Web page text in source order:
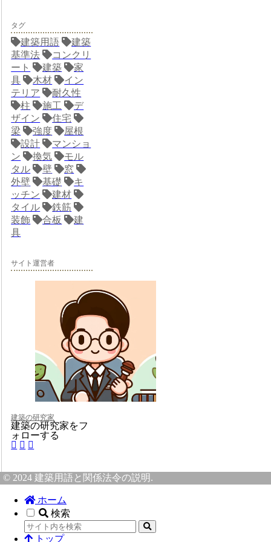
タグ
建築用語
建築
基準法
コンクリ
ート
建築
家
具
木材
イン
テリア
耐久性
柱
施工
デ
ザイン
住宅
梁
強度
屋根
設計
マンショ
ン
換気
モル
タル
壁
窓
外壁
基礎
キ
ッチン
建材
タイル
鉄筋
装飾
合板
建
具
サイト運営者
建築の研究家
建築の研究家をフ
ォローする
© 2024 建築用語と関係法令の説明.
ホーム
検索
トップ